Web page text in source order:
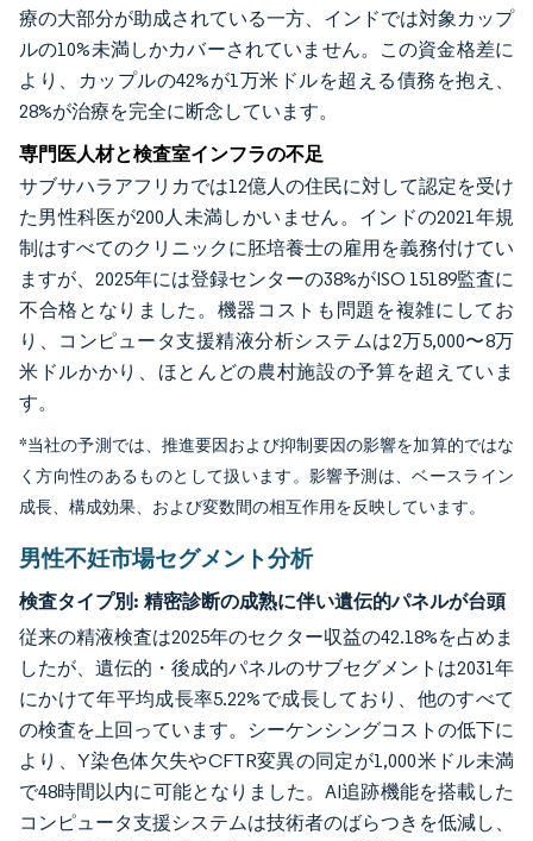
療の大部分が助成されている一方、インドでは対象カップ
ルの10%未満しかカバーされていません。この資金格差に
より、カップルの42%が1万米ドルを超える債務を抱え、
28%が治療を完全に断念しています。
専門医人材と検査室インフラの不足
サブサハラアフリカでは12億人の住民に対して認定を受け
た男性科医が200人未満しかいません。インドの2021年規
制はすべてのクリニックに胚培養士の雇用を義務付けてい
ますが、2025年には登録センターの38%がISO 15189監査に
不合格となりました。機器コストも問題を複雑にしてお
り、コンピュータ支援精液分析システムは2万5,000〜8万
米ドルかかり、ほとんどの農村施設の予算を超えていま
す。
*当社の予測では、推進要因および抑制要因の影響を加算的ではな
く方向性のあるものとして扱います。影響予測は、ベースライン
成長、構成効果、および変数間の相互作用を反映しています。
男性不妊市場セグメント分析
検査タイプ別: 精密診断の成熟に伴い遺伝的パネルが台頭
従来の精液検査は2025年のセクター収益の42.18%を占めま
したが、遺伝的・後成的パネルのサブセグメントは2031年
にかけて年平均成長率5.22%で成長しており、他のすべて
の検査を上回っています。シーケンシングコストの低下に
より、Y染色体欠失やCFTR変異の同定が1,000米ドル未満
で48時間以内に可能となりました。AI追跡機能を搭載した
コンピュータ支援システムは技術者のばらつきを低減し、